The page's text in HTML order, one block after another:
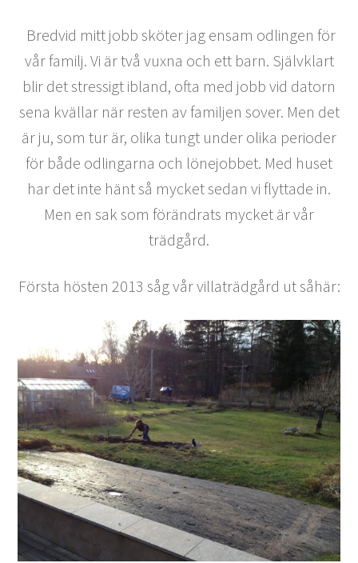
Bredvid mitt jobb sköter jag ensam odlingen för
vår familj. Vi är två vuxna och ett barn. Självklart
blir det stressigt ibland, ofta med jobb vid datorn
sena kvällar när resten av familjen sover. Men det
är ju, som tur är, olika tungt under olika perioder
för både odlingarna och lönejobbet. Med huset
har det inte hänt så mycket sedan vi flyttade in.
Men en sak som förändrats mycket är vår
trädgård.
Första hösten 2013 såg vår villaträdgård ut såhär: